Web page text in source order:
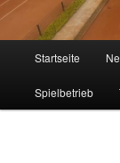
Startseite
Spielbetrieb